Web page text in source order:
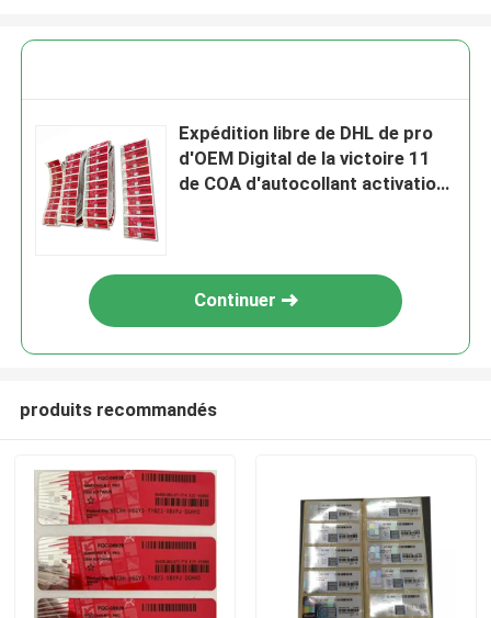
Expédition libre de DHL de pro
d'OEM Digital de la victoire 11
de COA d'autocollant activation
Continuer
produits recommandés